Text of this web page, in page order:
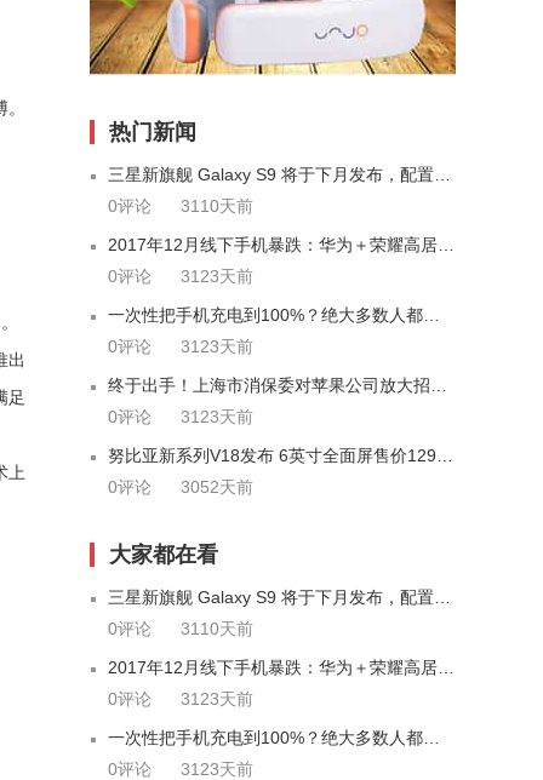
出
足
上
热门新闻
0评论
3110天前
0评论
3123天前
0评论
3123天前
0评论
3123天前
0评论
3052天前
大家都在看
0评论
3110天前
0评论
3123天前
0评论
3123天前